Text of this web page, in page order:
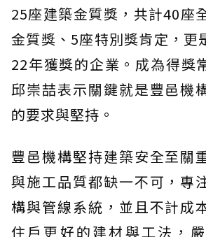
25座建築金質獎，共計40座
金質獎、5座特別獎肯定，更
22年獲獎的企業。成為得獎
邱崇喆表示關鍵就是豐邑機
的要求與堅持。
豐邑機構堅持建築安全至關
與施工品質都缺一不可，專
構與管線系統，並且不計成
住戶更好的建材與工法，